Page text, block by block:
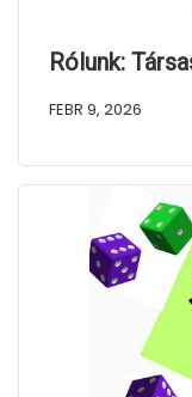
Rólunk:
FEBR 9, 2026